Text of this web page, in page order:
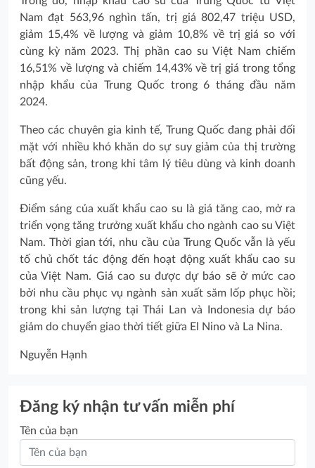
Nam đạt 563,96 nghìn tấn, trị giá 802,47 triệu USD,
giảm 15,4% về lượng và giảm 10,8% về trị giá so với
cùng kỳ năm 2023. Thị phần cao su Việt Nam chiếm
16,51% về lượng và chiếm 14,43% về trị giá trong tổng
nhập khẩu của Trung Quốc trong 6 tháng đầu năm
2024.
Theo các chuyên gia kinh tế, Trung Quốc đang phải đối
mặt với nhiều khó khăn do sự suy giảm của thị trường
bất động sản, trong khi tâm lý tiêu dùng và kinh doanh
cũng yếu.
Điểm sáng của xuất khẩu cao su là giá tăng cao, mở ra
triển vọng tăng trưởng xuất khẩu cho ngành cao su Việt
Nam. Thời gian tới, nhu cầu của Trung Quốc vẫn là yếu
tố chủ chốt tác động đến hoạt động xuất khẩu cao su
của Việt Nam. Giá cao su được dự báo sẽ ở mức cao
bởi nhu cầu phục vụ ngành sản xuất săm lốp phục hồi;
trong khi sản lượng tại Thái Lan và Indonesia dự báo
giảm do chuyển giao thời tiết giữa El Nino và La Nina.
Nguyễn Hạnh
Đăng ký nhận tư vấn miễn phí
Tên của bạn